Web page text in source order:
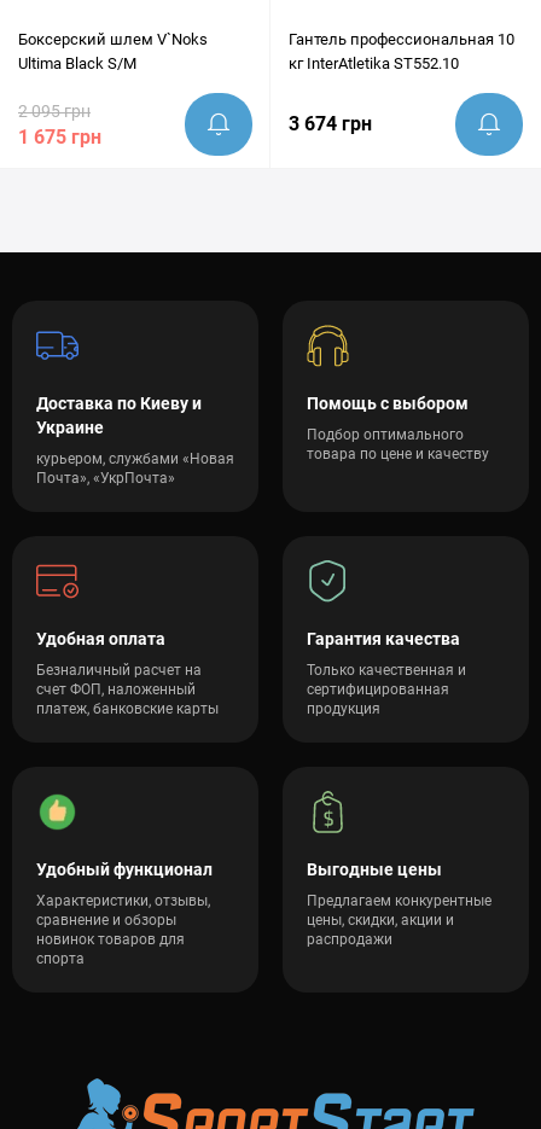
Боксерский шлем V`Noks
Ultima Black S/M
2 095 грн
1 675 грн
Гантель профессиональная 10
кг InterAtletika ST552.10
3 674 грн
Доставка по Киеву и
Украине
курьером, службами «Новая
Почта», «УкрПочта»
Помощь с выбором
Подбор оптимального
товара по цене и качеству
Удобная оплата
Безналичный расчет на
счет ФОП, наложенный
платеж, банковские карты
Гарантия качества
Только качественная и
сертифицированная
продукция
Удобный функционал
Характеристики, отзывы,
сравнение и обзоры
новинок товаров для
спорта
Выгодные цены
Предлагаем конкурентные
цены, скидки, акции и
распродажи